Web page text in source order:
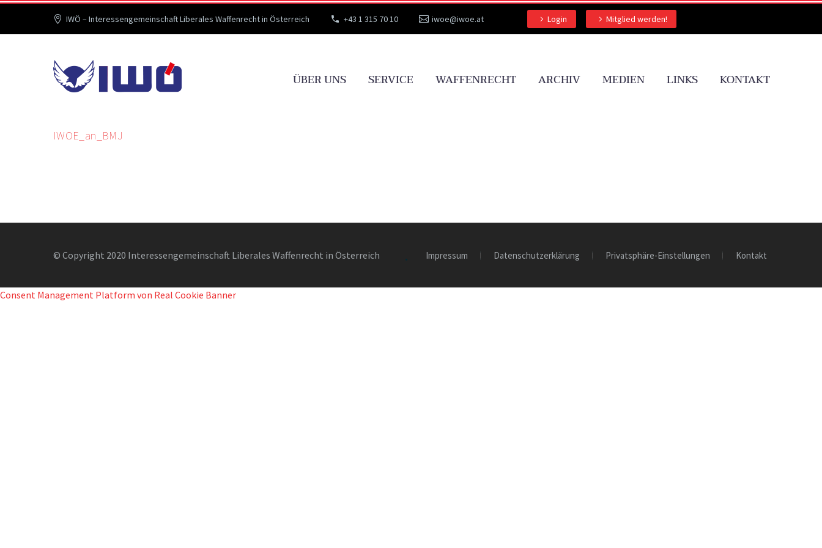
IWÖ – Interessengemeinschaft Liberales Waffenrecht in Österreich +43 1 315 70 10 iwoe@iwoe.at Login Mitglied werden!
ÜBER UNS SERVICE WAFFENRECHT ARCHIV MEDIEN LINKS KONTAKT
IWOE_an_BMJ
© Copyright 2020 Interessengemeinschaft Liberales Waffenrecht in Österreich Impressum Datenschutzerklärung Privatsphäre-Einstellungen Kontakt
Consent Management Platform von Real Cookie Banner